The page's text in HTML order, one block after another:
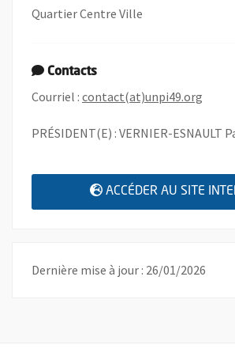
Quartier Centre Ville
Contacts
Courriel : contact(at)unpi49.org
PRÉSIDENT(E) : VERNIER-ESNAULT
ACCÉDER AU SITE
Dernière mise à jour : 26/01/2026